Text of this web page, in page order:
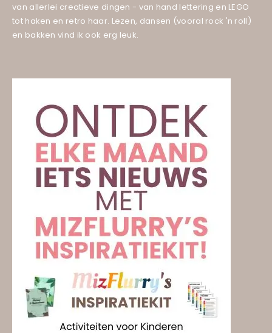
van allerlei creatieve dingen - van hand lettering en LEGO
tot haken en retro haar. Lezen, dansen (vooral rock 'n roll)
en bakken vind ik ook erg leuk.